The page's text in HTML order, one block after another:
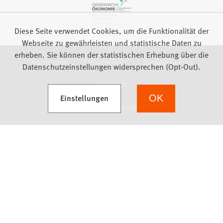
Impressum Datenschutz
Barrierefreiheit
Feedback
Diese Seite verwendet Cookies, um die Funktionalität der
Webseite zu gewährleisten und statistische Daten zu
erheben. Sie können der statistischen Erhebung über die
Datenschutzeinstellungen widersprechen (Opt-Out).
Einstellungen
(Öffnet in einem neuen Tab) OK